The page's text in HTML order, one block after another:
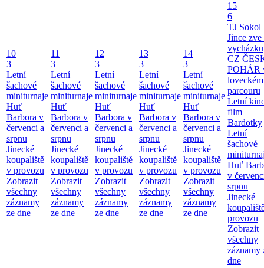
10
3
Letní
šachové
miniturnaje
Huť
Barbora v
červenci a
srpnu
Jinecké
koupaliště
v provozu
Zobrazit
všechny
záznamy
ze dne
11
3
Letní
šachové
miniturnaje
Huť
Barbora v
červenci a
srpnu
Jinecké
koupaliště
v provozu
Zobrazit
všechny
záznamy
ze dne
12
3
Letní
šachové
miniturnaje
Huť
Barbora v
červenci a
srpnu
Jinecké
koupaliště
v provozu
Zobrazit
všechny
záznamy
ze dne
13
3
Letní
šachové
miniturnaje
Huť
Barbora v
červenci a
srpnu
Jinecké
koupaliště
v provozu
Zobrazit
všechny
záznamy
ze dne
14
3
Letní
šachové
miniturnaje
Huť
Barbora v
červenci a
srpnu
Jinecké
koupaliště
v provozu
Zobrazit
všechny
záznamy
ze dne
15
6
TJ Sokol
Jince zve
vycházku
CZ
POHÁR
loveckém
parcouru
Letní
film
Bardotky
Letní
šachové
Huť
v
srpnu
Jinecké
provozu
Zobrazit
všechny
záznamy
dne